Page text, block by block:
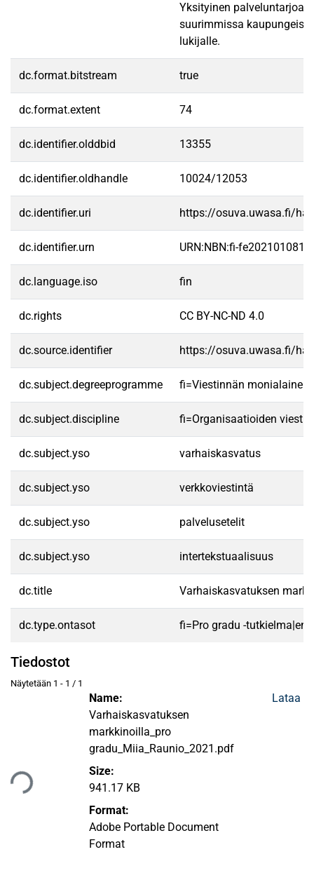
Yksityinen
suurimmissa
lukijalle.
dc.format.bitstream true
dc.format.extent 74
dc.identifier.olddbid 13355
dc.identifier.oldhandle 10024/12053
dc.identifier.uri https://osuva.uwasa.fi/
dc.identifier.urn URN:NBN:fi-
dc.language.iso fin
dc.rights CC BY-NC-ND 4.0
dc.source.identifier https://osuva.uwasa.fi/
dc.subject.degreeprogramme fi=Viestinnän
dc.subject.discipline fi=Organisaatioiden
dc.subject.yso varhaiskasvatus
dc.subject.yso verkkoviestintä
dc.subject.yso palvelusetelit
dc.subject.yso intertekstuaalisuus
dc.title Varhaiskasvatuksen
dc.type.ontasot fi=Pro gradu -
Tiedostot
Näytetään 1 - 1 / 1
Name:
Varhaiskasvatuksen
markkinoilla_pro
gradu_Miia_Raunio_2021.pdf
Size:
941.17 KB
Format:
Adobe Portable Document
Format
Lataa